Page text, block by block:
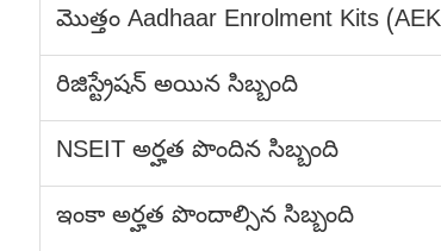
మొత్తం Aadhaar Enrolment Kits
రిజిస్ట్రేషన్ అయిన సిబ్బంది
NSEIT అర్హత పొందిన సిబ్బంది
ఇంకా అర్హత పొందాల్సిన సిబ్బంది